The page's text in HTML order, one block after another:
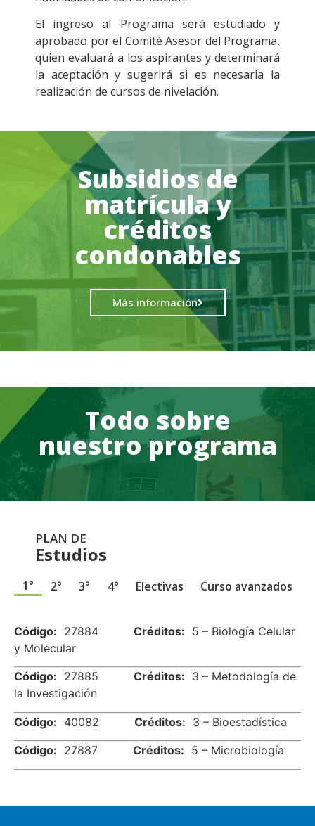
El ingreso al Programa será estudiado y
aprobado por el Comité Asesor del Programa,
quien evaluará a los aspirantes y determinará
la aceptación y sugerirá si es necesaria la
realización de cursos de nivelación.
Subsidios de
matrícula y
créditos
condonables
Más información
Todo sobre
nuestro programa
PLAN DE
Estudios
1° 2° 3° 4° Electivas Curso avanzados
Código: 27884 Créditos: 5 – Biología Celular
y Molecular
Código: 27885 Créditos: 3 – Metodología de
la Investigación
Código: 40082 Créditos: 3 – Bioestadística
Código: 27887 Créditos: 5 – Microbiología